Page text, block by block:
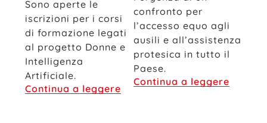
Sono aperte le
iscrizioni per i corsi
di formazione legati
al progetto Donne e
Intelligenza
Artificiale.
Continua a leggere
confronto per
l’accesso equo agli
ausili e all’assistenza
protesica in tutto il
Paese.
Continua a leggere